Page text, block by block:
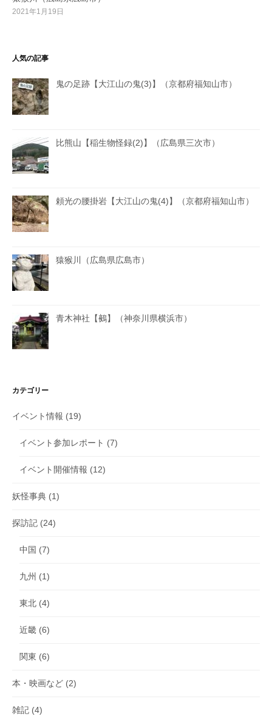
2021年1月19日
人気の記事
鬼の足跡【大江山の鬼(3)】（京都府福知山市）
比熊山【稲生物怪録(2)】（広島県三次市）
頼光の腰掛岩【大江山の鬼(4)】（京都府福知山市）
猿猴川（広島県広島市）
青木神社【鵺】（神奈川県横浜市）
カテゴリー
イベント情報 (19)
イベント参加レポート (7)
イベント開催情報 (12)
妖怪事典 (1)
探訪記 (24)
中国 (7)
九州 (1)
東北 (4)
近畿 (6)
関東 (6)
本・映画など (2)
雑記 (4)